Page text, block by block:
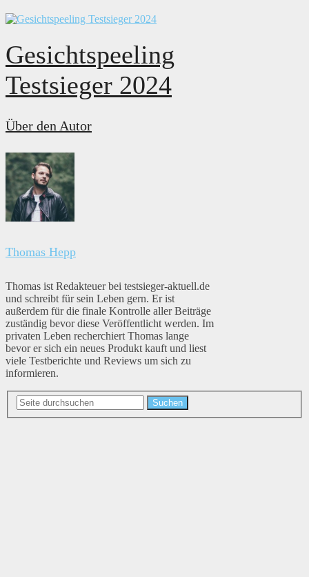
Gesichtspeeling
Testsieger 2024
Über den Autor
Thomas Hepp
Thomas ist Redakteuer bei testsieger-aktuell.de
und schreibt für sein Leben gern. Er ist
außerdem für die finale Kontrolle aller Beiträge
zuständig bevor diese Veröffentlicht werden. Im
privaten Leben recherchiert Thomas lange
bevor er sich ein neues Produkt kauft und liest
viele Testberichte und Reviews um sich zu
informieren.
Suchen